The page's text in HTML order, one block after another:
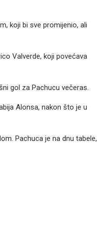
koji bi sve promijenio, ali
Valverde, koji povećava
gol za Pachucu večeras.
Alonsa, nakon što je u
Pachuca je na dnu tabele,